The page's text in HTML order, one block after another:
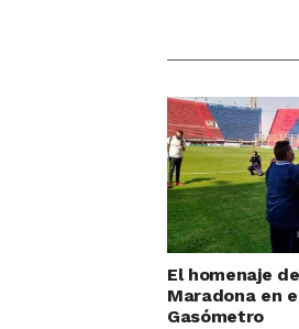
El homenaje
Maradona en
Gasómetro